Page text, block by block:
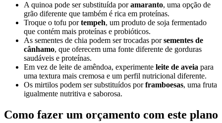
A quinoa pode ser substituída poramaranto, uma opção de
grão diferente que também é rica em proteínas.
Troque o tofu portempeh, um produto de soja fermentado
que contém mais proteínas e probióticos.
As sementes de chia podem ser trocadas porsementes de
cânhamo, que oferecem uma fonte diferente de gorduras
saudáveis e proteínas.
Em vez de leite de amêndoa, experimente leite de aveia para
uma textura mais cremosa e um perfil nutricional diferente.
Os mirtilos podem ser substituídos porframboesas, uma fruta
igualmente nutritiva e saborosa.
Como fazer um orçamento com este plano